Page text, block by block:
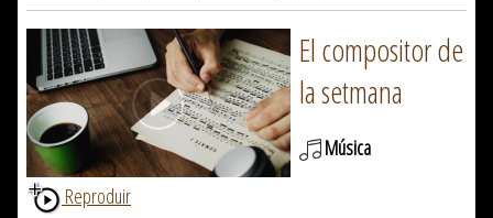
El compositor de
la setmana
Música
Reproduir